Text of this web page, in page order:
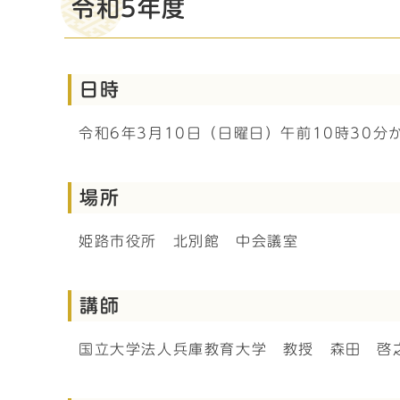
令和5年度
日時
令和6年3月10日（日曜日）午前10時30分
場所
姫路市役所 北別館 中会議室
講師
国立大学法人兵庫教育大学 教授 森田